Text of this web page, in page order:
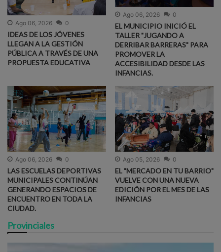
Ago 06, 2026 0
IDEAS DE LOS JÓVENES
LLEGAN A LA GESTIÓN
PÚBLICA A TRAVÉS DE UNA
PROPUESTA EDUCATIVA
Ago 06, 2026 0
EL MUNICIPIO INICIÓ EL
TALLER "JUGANDO A
DERRIBAR BARRERAS" PARA
PROMOVER LA
ACCESIBILIDAD DESDE LAS
INFANCIAS.
Ago 06, 2026 0
LAS ESCUELAS DEPORTIVAS
MUNICIPALES CONTINÚAN
GENERANDO ESPACIOS DE
ENCUENTRO EN TODA LA
CIUDAD.
Ago 05, 2026 0
EL "MERCADO EN TU BARRIO"
VUELVE CON UNA NUEVA
EDICIÓN POR EL MES DE LAS
INFANCIAS
Provinciales